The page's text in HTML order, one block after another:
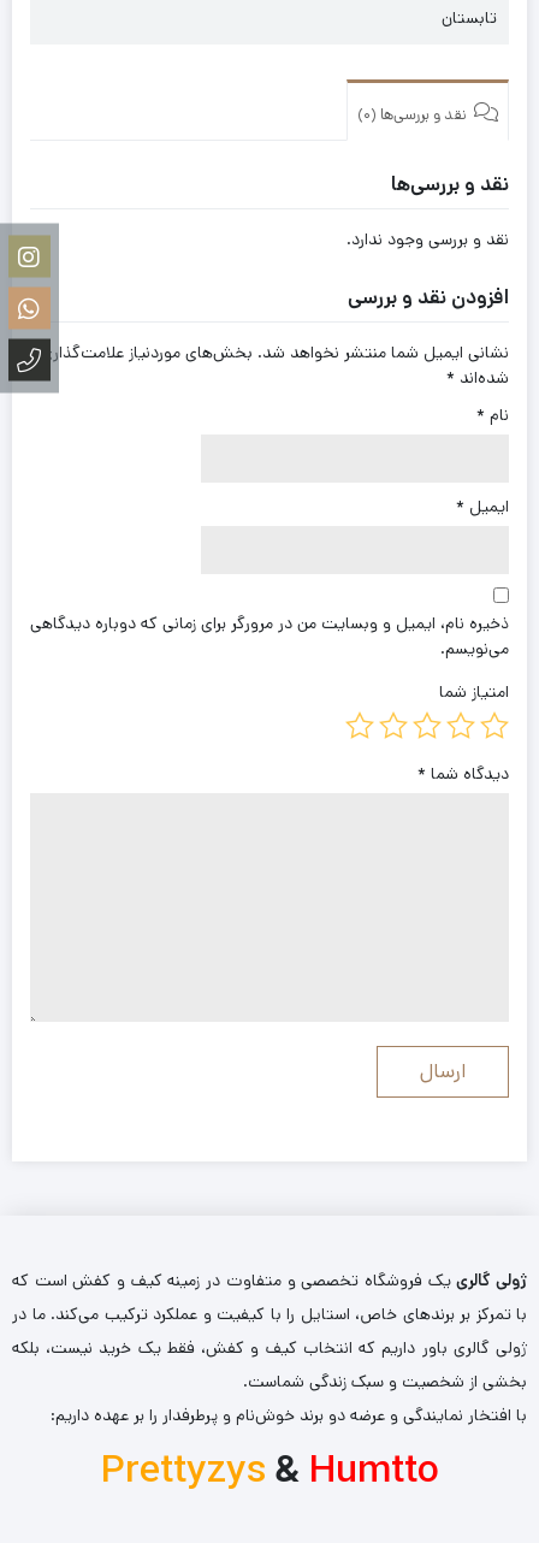
تابستان
نقد و بررسی‌ها (0)
نقد و بررسی‌ها
نقد و بررسی وجود ندارد.
افزودن نقد و بررسی
نشانی ایمیل شما منتشر نخواهد شد. بخش‌های موردنیاز علامت‌گذاری
شده‌اند *
نام *
ایمیل *
ذخیره نام، ایمیل و وبسایت من در مرورگر برای زمانی که دوباره دیدگاهی
می‌نویسم.
امتیاز شما
دیدگاه شما *
ژولی گالرییک فروشگاه تخصصی و متفاوت در زمینه کیف و کفش است که
با تمرکز بر برندهای خاص، استایل را با کیفیت و عملکرد ترکیب می‌کند. ما در
ژولی گالری باور داریم که انتخاب کیف و کفش، فقط یک خرید نیست، بلکه
بخشی از شخصیت و سبک زندگی شماست.
با افتخار نمایندگی و عرضه دو برند خوش‌نام و پرطرفدار را بر عهده داریم:
Prettyzys& Humtto